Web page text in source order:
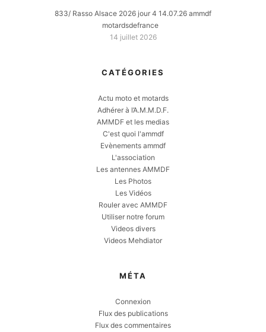
833/ Rasso Alsace 2026 jour 4 14.07.26 ammdf
motardsdefrance
14 juillet 2026
CATÉGORIES
Actu moto et motards
Adhérer à l’A.M.M.D.F.
AMMDF et les medias
C'est quoi l'ammdf
Evènements ammdf
L'association
Les antennes AMMDF
Les Photos
Les Vidéos
Rouler avec AMMDF
Utiliser notre forum
Videos divers
Videos Mehdiator
MÉTA
Connexion
Flux des publications
Flux des commentaires